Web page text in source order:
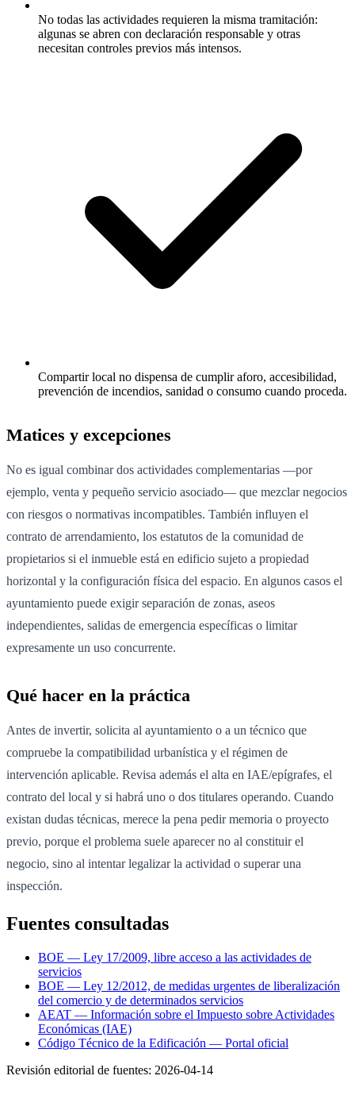
No todas las actividades requieren la misma tramitación:
algunas se abren con declaración responsable y otras
necesitan controles previos más intensos.
Compartir local no dispensa de cumplir aforo, accesibilidad,
prevención de incendios, sanidad o consumo cuando proceda.
Matices y excepciones
No es igual combinar dos actividades complementarias —por
ejemplo, venta y pequeño servicio asociado— que mezclar negocios
con riesgos o normativas incompatibles. También influyen el
contrato de arrendamiento, los estatutos de la comunidad de
propietarios si el inmueble está en edificio sujeto a propiedad
horizontal y la configuración física del espacio. En algunos casos el
ayuntamiento puede exigir separación de zonas, aseos
independientes, salidas de emergencia específicas o limitar
expresamente un uso concurrente.
Qué hacer en la práctica
Antes de invertir, solicita al ayuntamiento o a un técnico que
compruebe la compatibilidad urbanística y el régimen de
intervención aplicable. Revisa además el alta en IAE/epígrafes, el
contrato del local y si habrá uno o dos titulares operando. Cuando
existan dudas técnicas, merece la pena pedir memoria o proyecto
previo, porque el problema suele aparecer no al constituir el
negocio, sino al intentar legalizar la actividad o superar una
inspección.
Fuentes consultadas
BOE — Ley 17/2009, libre acceso a las actividades de
servicios
BOE — Ley 12/2012, de medidas urgentes de liberalización
del comercio y de determinados servicios
AEAT — Información sobre el Impuesto sobre Actividades
Económicas (IAE)
Código Técnico de la Edificación — Portal oficial
Revisión editorial de fuentes: 2026-04-14